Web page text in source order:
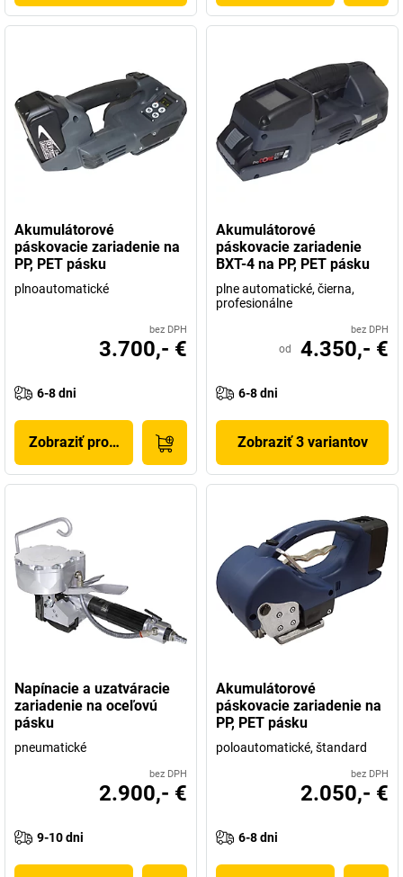
Akumulátorové
páskovacie zariadenie na
PP, PET pásku
plnoautomatické
bez DPH
3.700,- €
6-8 dni
Zobraziť produkt
Akumulátorové
páskovacie zariadenie
BXT-4 na PP, PET pásku
plne automatické, čierna,
profesionálne
bez DPH
od 4.350,- €
6-8 dni
Zobraziť 3 variantov
Napínacie a uzatváracie
zariadenie na oceľovú
pásku
pneumatické
bez DPH
2.900,- €
9-10 dni
Akumulátorové
páskovacie zariadenie na
PP, PET pásku
poloautomatické, štandard
bez DPH
2.050,- €
6-8 dni